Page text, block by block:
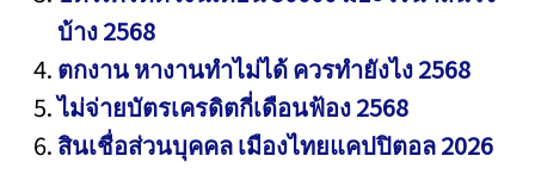
บ้าง 2568
ตกงาน หางานทำไม่ได้ ควรทำยังไง 2568
ไม่จ่ายบัตรเครดิตกี่เดือนฟ้อง 2568
สินเชื่อส่วนบุคคล เมืองไทยแคปปิตอล 2026